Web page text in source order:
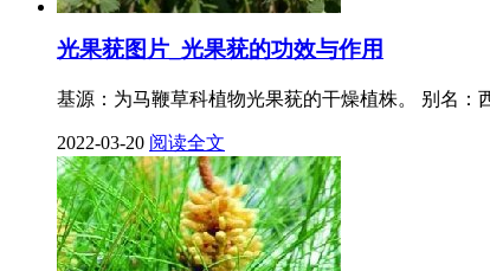
光果莸图片_光果莸的功效与作用
基源：为马鞭草科植物光果莸的干燥植株。 别名
2022-03-20 阅读全文